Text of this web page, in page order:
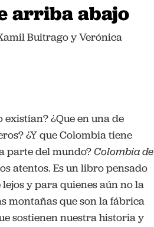
arriba abajo
Buitrago y Verónica
¿Que en una de
¿Y que Colombia tiene
parte del mundo?Colombia de
atentos. Es un libro pensado
y para quienes aún no la
montañas que son la fábrica
sostienen nuestra historia y